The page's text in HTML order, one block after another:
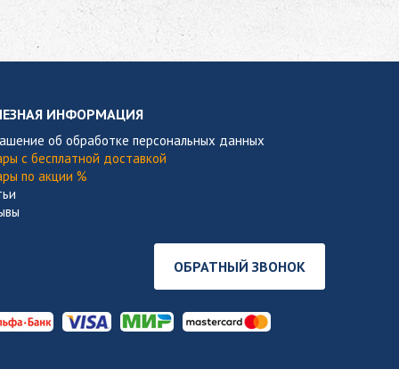
ИНФОРМАЦИЯ
об обработке персональных данных
с бесплатной доставкой
по акции %
ОБРАТНЫЙ ЗВОНОК